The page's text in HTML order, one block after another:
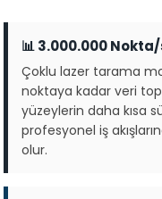
📊 3.000.000
Çoklu lazer tarama
noktaya kadar veri
yüzeylerin daha kısa
profesyonel iş
olur.